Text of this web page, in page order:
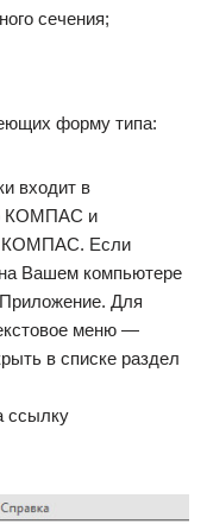
сечения;
форму типа:
входит в
КОМПАС и
КОМПАС. Если
Вашем компьютере
Для
меню —
в списке раздел
ссылку